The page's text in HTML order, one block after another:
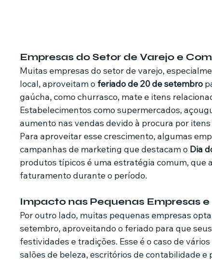
Empresas do Setor de Varejo e
Muitas empresas do setor de varejo,
local, aproveitam o feriado de 20 de setembro
gaúcha, como churrasco, mate e itens
Estabelecimentos como supermercados,
aumento nas vendas devido à procura por
Para aproveitar esse crescimento, algumas
campanhas de marketing que destacam o Dia
produtos típicos é uma estratégia comum, que
faturamento durante o período.
Impacto nas Pequenas Empresas
Por outro lado, muitas pequenas empresas
setembro, aproveitando o feriado para que
festividades e tradições. Esse é o caso de
salões de beleza, escritórios de contabilidade